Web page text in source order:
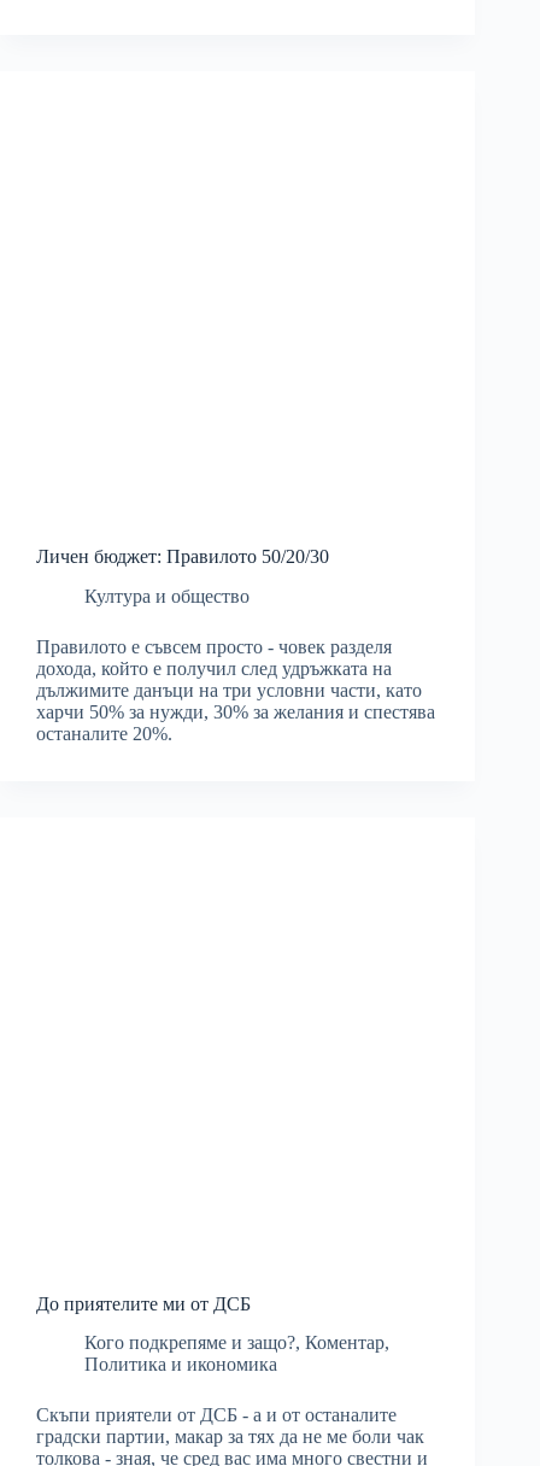
Личен бюджет: Правилото 50/20/30
Култура и общество
Правилото е съвсем просто - човек разделя
дохода, който е получил след удръжката на
дължимите данъци на три условни части, като
харчи 50% за нужди, 30% за желания и спестява
останалите 20%.
До приятелите ми от ДСБ
Кого подкрепяме и защо?, Коментар,
Политика и икономика
Скъпи приятели от ДСБ - а и от останалите
градски партии, макар за тях да не ме боли чак
толкова - зная, че сред вас има много свестни и